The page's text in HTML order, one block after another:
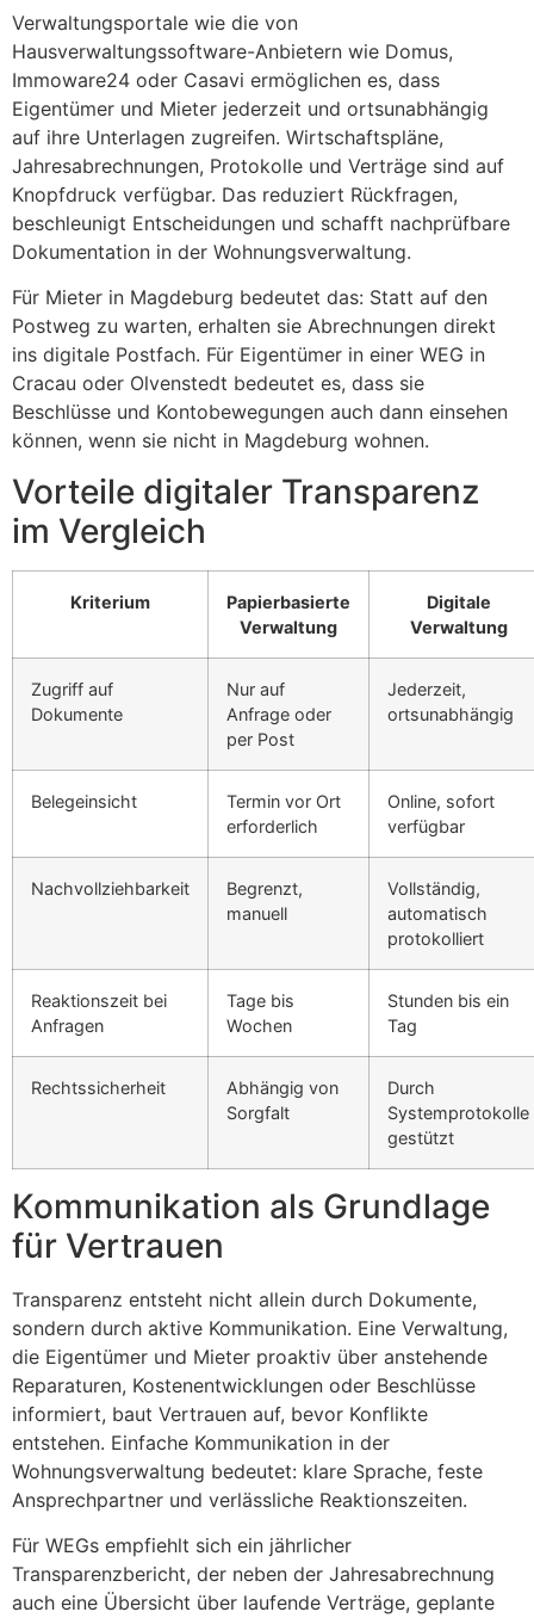
Verwaltungsportale wie die von
Hausverwaltungssoftware-Anbietern wie Domus,
Immoware24 oder Casavi ermöglichen es, dass
Eigentümer und Mieter jederzeit und ortsunabhängig
auf ihre Unterlagen zugreifen. Wirtschaftspläne,
Jahresabrechnungen, Protokolle und Verträge sind auf
Knopfdruck verfügbar. Das reduziert Rückfragen,
beschleunigt Entscheidungen und schafft nachprüfbare
Dokumentation in der Wohnungsverwaltung.
Für Mieter in Magdeburg bedeutet das: Statt auf den
Postweg zu warten, erhalten sie Abrechnungen direkt
ins digitale Postfach. Für Eigentümer in einer WEG in
Cracau oder Olvenstedt bedeutet es, dass sie
Beschlüsse und Kontobewegungen auch dann einsehen
können, wenn sie nicht in Magdeburg wohnen.
Vorteile digitaler Transparenz
im Vergleich
Kriterium
Papierbasierte
Verwaltung
Digitale
Verwaltung
Zugriff auf
Dokumente
Nur auf
Anfrage oder
per Post
Jederzeit,
ortsunabhängig
Belegeinsicht
Termin vor Ort
erforderlich
Online, sofort
verfügbar
Nachvollziehbarkeit
Begrenzt,
manuell
Vollständig,
automatisch
protokolliert
Reaktionszeit bei
Anfragen
Tage bis
Wochen
Stunden bis ein
Tag
Rechtssicherheit
Abhängig von
Sorgfalt
Durch
Systemprotokolle
gestützt
Kommunikation als Grundlage
für Vertrauen
Transparenz entsteht nicht allein durch Dokumente,
sondern durch aktive Kommunikation. Eine Verwaltung,
die Eigentümer und Mieter proaktiv über anstehende
Reparaturen, Kostenentwicklungen oder Beschlüsse
informiert, baut Vertrauen auf, bevor Konflikte
entstehen. Einfache Kommunikation in der
Wohnungsverwaltung bedeutet: klare Sprache, feste
Ansprechpartner und verlässliche Reaktionszeiten.
Für WEGs empfiehlt sich ein jährlicher
Transparenzbericht, der neben der Jahresabrechnung
auch eine Übersicht über laufende Verträge, geplante